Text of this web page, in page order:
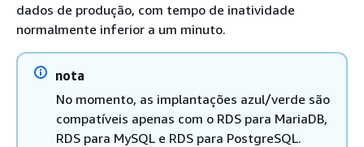
dados de produção, com tempo de inatividade
normalmente inferior a um minuto.
nota
No momento, as implantações azul/verde são
compatíveis apenas com o RDS para MariaDB,
RDS para MySQL e RDS para PostgreSQL.